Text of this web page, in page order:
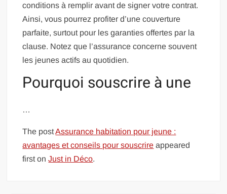
conditions à remplir avant de signer votre contrat.
Ainsi, vous pourrez profiter d’une couverture
parfaite, surtout pour les garanties offertes par la
clause. Notez que l’assurance concerne souvent
les jeunes actifs au quotidien.
Pourquoi souscrire à une
…
The postAssurance habitation pour jeune :
avantages et conseils pour souscrire appeared
first onJust in Déco.